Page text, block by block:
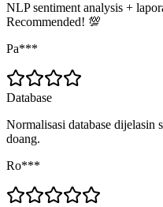
NLP sentiment analysis +
Recommended! 💯
Pa***
Database
Normalisasi database dijelasin
doang.
Ro***